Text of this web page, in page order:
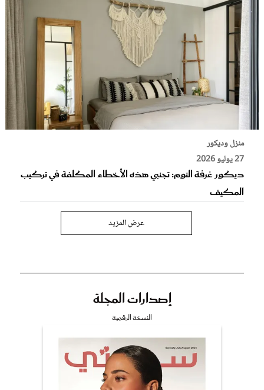
منزل وديكور
27 يوليو 2026
ديكور غرفة النوم: تجنبي هذه الأخطاء المكلفة في تركيب
المكيف
عرض المزيد
إصدارات المجلة
النسخة الرقمية